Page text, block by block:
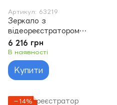
Артикул: 63219
Зеркало з
відеореєстратором
Celsior DVR M7
6 216 грн
В наявності
Купити
−14%